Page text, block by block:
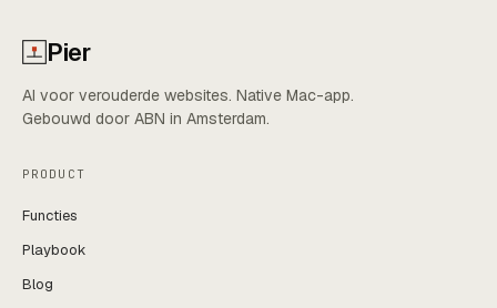
Pier
AI voor verouderde websites. Native Mac-app.
Gebouwd door ABN in Amsterdam.
PRODUCT
Functies
Playbook
Blog